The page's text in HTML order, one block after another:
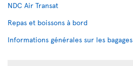
NDC Air Transat
Repas et boissons à bord
Informations générales sur les bagages